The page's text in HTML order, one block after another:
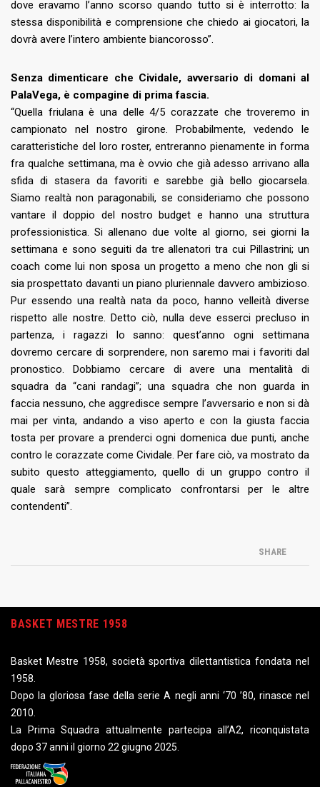
dove eravamo l’anno scorso quando tutto si è interrotto: la
stessa disponibilità e comprensione che chiedo ai giocatori, la
dovrà avere l’intero ambiente biancorosso”.
Senza dimenticare che Cividale, avversario di domani al
PalaVega, è compagine di prima fascia.
“Quella friulana è una delle 4/5 corazzate che troveremo in
campionato nel nostro girone. Probabilmente, vedendo le
caratteristiche del loro roster, entreranno pienamente in forma
fra qualche settimana, ma è ovvio che già adesso arrivano alla
sfida di stasera da favoriti e sarebbe già bello giocarsela.
Siamo realtà non paragonabili, se consideriamo che possono
vantare il doppio del nostro budget e hanno una struttura
professionistica. Si allenano due volte al giorno, sei giorni la
settimana e sono seguiti da tre allenatori tra cui Pillastrini; un
coach come lui non sposa un progetto a meno che non gli si
sia prospettato davanti un piano pluriennale davvero ambizioso.
Pur essendo una realtà nata da poco, hanno velleità diverse
rispetto alle nostre. Detto ciò, nulla deve esserci precluso in
partenza, i ragazzi lo sanno: quest’anno ogni settimana
dovremo cercare di sorprendere, non saremo mai i favoriti dal
pronostico. Dobbiamo cercare di avere una mentalità di
squadra da “cani randagi”; una squadra che non guarda in
faccia nessuno, che aggredisce sempre l’avversario e non si dà
mai per vinta, andando a viso aperto e con la giusta faccia
tosta per provare a prenderci ogni domenica due punti, anche
contro le corazzate come Cividale. Per fare ciò, va mostrato da
subito questo atteggiamento, quello di un gruppo contro il
quale sarà sempre complicato confrontarsi per le altre
contendenti”.
SHARE
BASKET MESTRE 1958
Basket Mestre 1958, società sportiva dilettantistica fondata nel
1958.
Dopo la gloriosa fase della serie A negli anni ‘70 ’80, rinasce nel
2010.
La Prima Squadra attualmente partecipa all’A2, riconquistata
dopo 37 anni il giorno 22 giugno 2025.